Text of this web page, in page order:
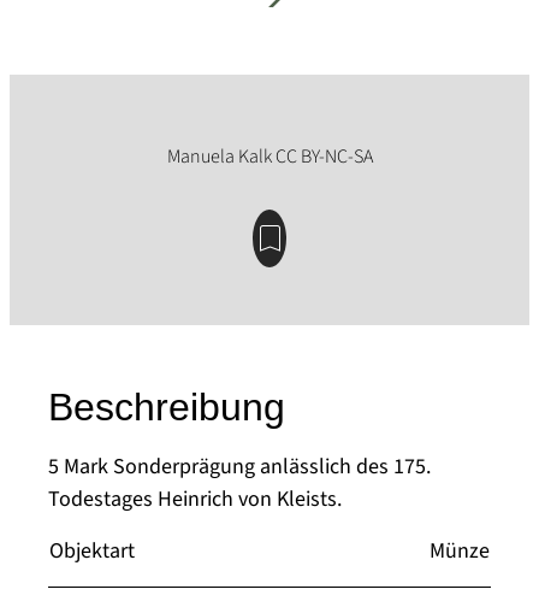
Beschreibung
5 Mark Sonderprägung anlässlich des 175.
Todestages Heinrich von Kleists.
Objektart
Münze